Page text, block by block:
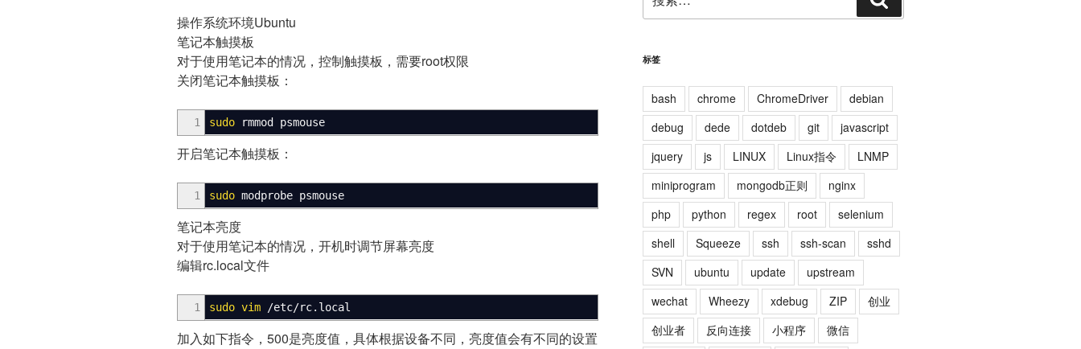
操作系统环境Ubuntu
笔记本触摸板
对于使用笔记本的情况，控制触摸板，需要root权限
关闭笔记本触摸板：
1 sudo rmmod psmouse
开启笔记本触摸板：
1 sudo modprobe psmouse
笔记本亮度
对于使用笔记本的情况，开机时调节屏幕亮度
编辑rc.local文件
1 sudo vim /etc/rc.local
加入如下指令，500是亮度值，具体根据设备不同，亮度值会有不同的设置
索：
索
标签
bash chrome ChromeDriver
debian
debug
dede dotdeb git
javascript
jquery
js LINUX Linux指令
LNMP
miniprogram
mongodb正则
nginx
php
python regex root
selenium
shell
Squeeze ssh ssh-scan
sshd
SVN
ubuntu update
upstream
wechat
Wheezy xdebug ZIP
创业
创业者
反向连接 小程序
微信